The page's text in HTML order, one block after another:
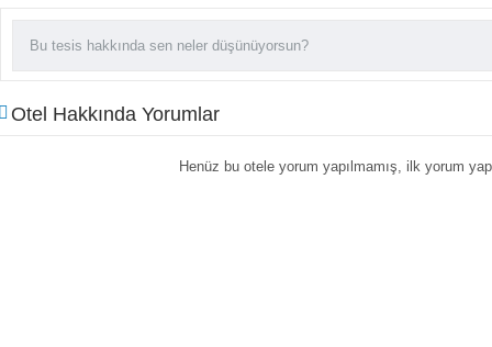
Otel Hakkında Yorumlar
Henüz bu otele yorum yapılmamış, ilk yorum